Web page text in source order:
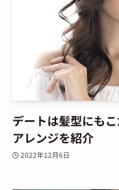
デートは髪型にも
アレンジを紹介
2022年12月6日